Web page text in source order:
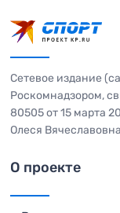
Сетевое издание
Роскомнадзором,
80505 от 15 марта
Олеся
О проекте